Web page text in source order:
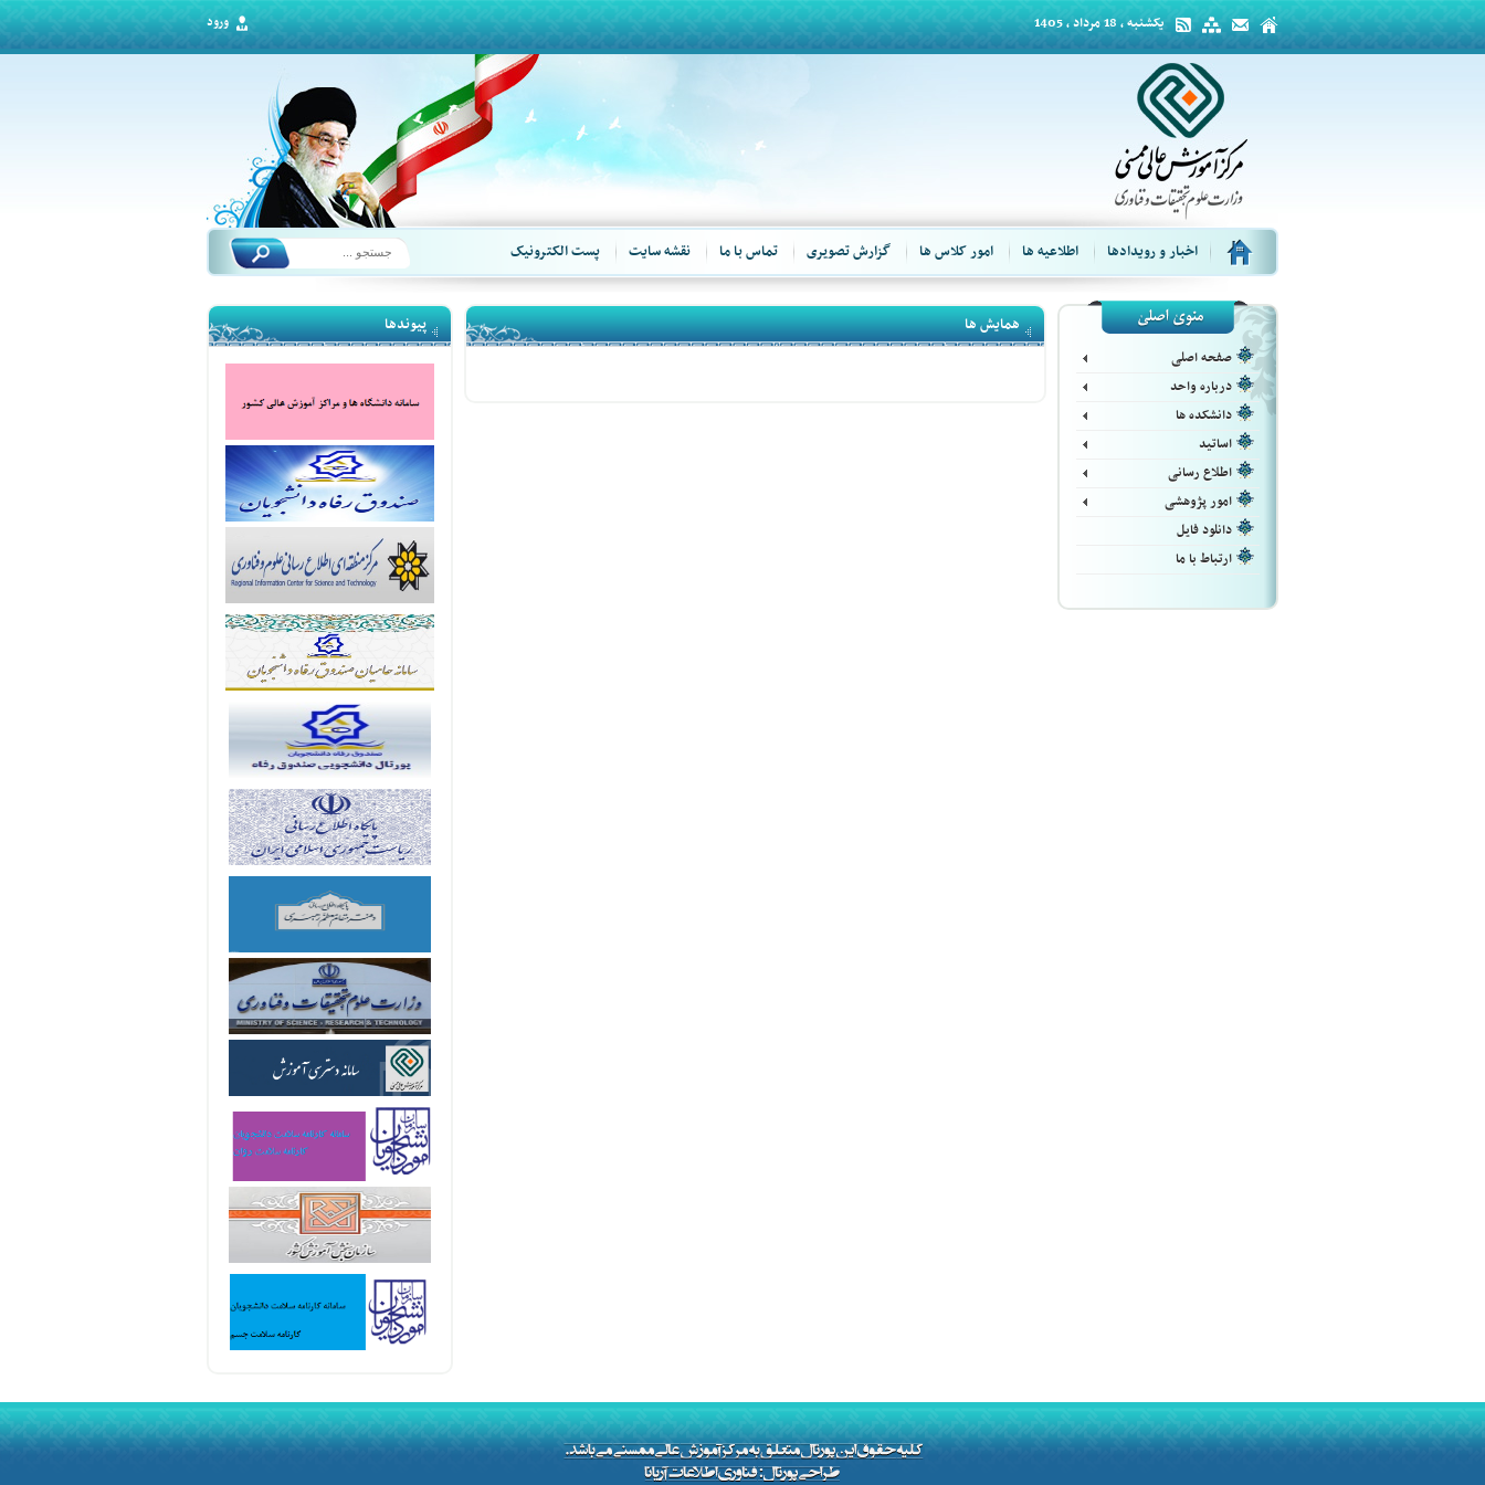
یکشنبه ، 18 مرداد ، 1405 ورود
اخبار و رویدادها اطلاعیه ها امور کلاس ها گزارش تصویری تماس با ما نقشه سایت پست الکترونیک
پیوندها همایش ها
صفحه اصلی
درباره واحد
دانشکده ها
اساتید
اطلاع رسانی
امور پژوهشی
دانلود فایل
ارتباط با ما